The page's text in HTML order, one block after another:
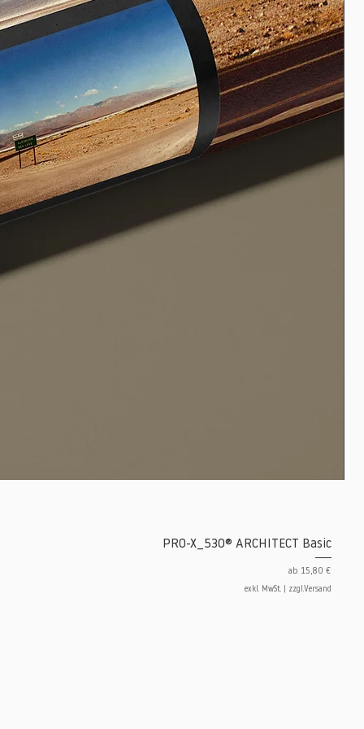
PRO-X_530® ARCHITECT Basic
ab 15,80 €
Sale-Preis
exkl. MwSt. zzgl.Versand